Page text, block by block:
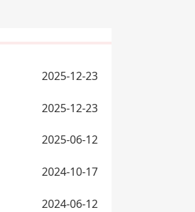
2025-12-23
2025-12-23
2025-06-12
2024-10-17
2024-06-12